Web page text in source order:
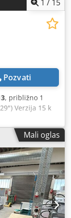
1 / 15
Pozvati
, približno 1
Verzija 15 k
Akszc Hlwererf
Alcolor Sve
za puder Non-
Mali oglas